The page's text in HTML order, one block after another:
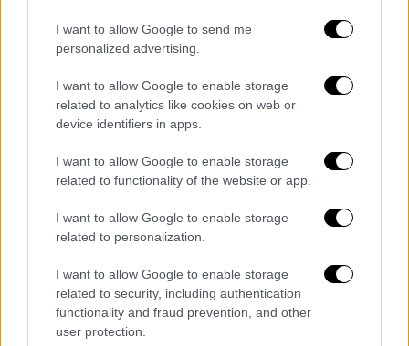
I want to allow Google to send me
personalized advertising.
I want to allow Google to enable storage
related to analytics like cookies on web or
device identifiers in apps.
I want to allow Google to enable storage
related to functionality of the website or app.
I want to allow Google to enable storage
related to personalization.
I want to allow Google to enable storage
related to security, including authentication
functionality and fraud prevention, and other
user protection.
Το εργαλείοέχει εκπαιδευτεί σε πολλές
γλώσσες, γραφές και στυλ χειρόγραφου
μια εικόνα εγγράφου, η AI εντοπίζει μπλοκ
κειμένου και γραμμές πριν σαρώσει
το μετατρέψει σε ψηφιακή μορφή. Παρότι
χρειάστηκαν ορισμένες χειροκίνητες
διορθώσεις, το εργαλείο λειτούργησε
αρκετά καλά στην επιστολή του φον
κρυπτογραφημένη.
Ωστόσο,οι υπάρχουσες πλατφόρμες AI